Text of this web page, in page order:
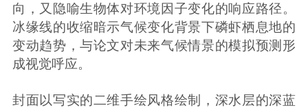
向，又隐喻生物体对环境因子变化的响应路径。
冰缘线的收缩暗示气候变化背景下磷虾栖息地的
变动趋势，与论文对未来气候情景的模拟预测形
成视觉呼应。
封面以写实的二维手绘风格绘制，深水层的深蓝